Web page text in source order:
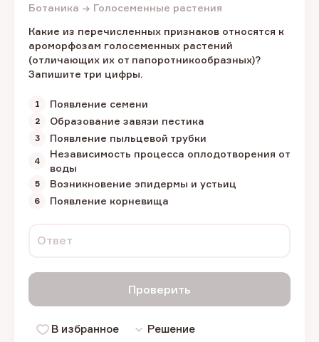
Ботаника → Голосеменные растения
Какие из перечисленных признаков относятся к
ароморфозам голосеменных растений
(отличающих их от папоротникообразных)?
Запишите три цифры.
Появление семени
Образование завязи пестика
Появление пыльцевой трубки
Независимость процесса оплодотворения от
воды
Возникновение эпидермы и устьиц
Появление корневища
Ответ
Проверить
В избранное Решение